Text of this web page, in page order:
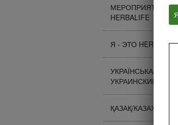
МЕРОПРИЯТИЯ
HERBALIFE
Я - ЭТО HERBALIFE
УКРАЇНСЬКА/
УКРАИНСКИЙ
ҚАЗАҚ/КАЗАХСКИЙ